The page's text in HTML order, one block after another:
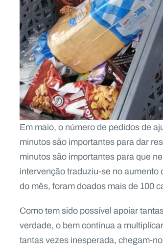
Em maio, o número de pedidos de
minutos são importantes para dar
minutos são importantes para que
intervenção traduziu-se no
do mês, foram doados mais de 100
Como tem sido possível apoiar
verdade, o bem continua a
tantas vezes inesperada, chegam-